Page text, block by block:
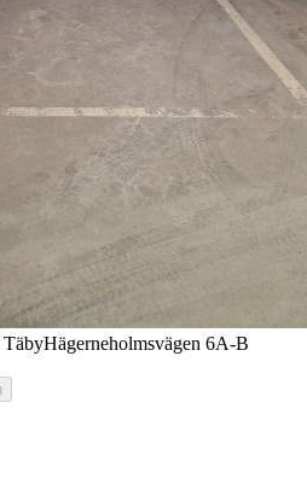
TäbyHägerneholmsvägen 6A-B